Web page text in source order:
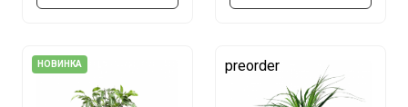
НОВИНКА preorder